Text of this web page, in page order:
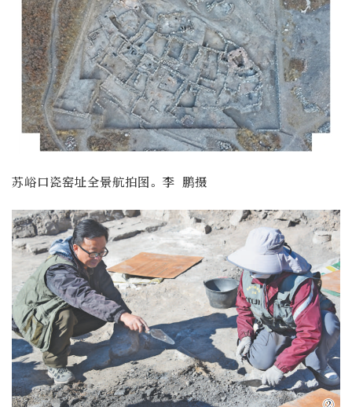
苏峪口瓷窑址全景航拍图。李 鹏摄